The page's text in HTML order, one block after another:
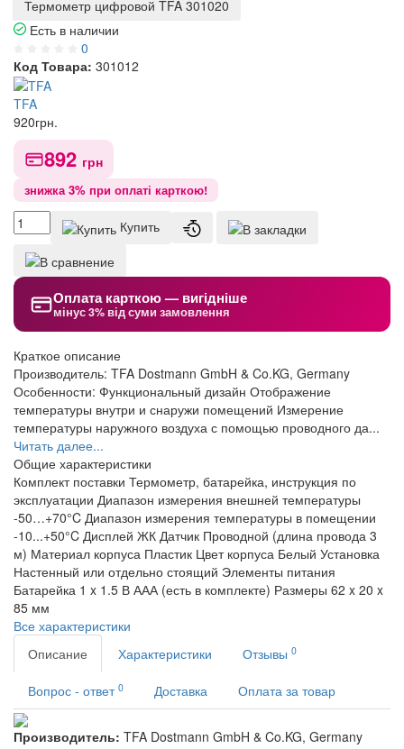
Термометр цифровой TFA 301020
Есть в наличии
0
Код Товара: 301012
TFA
920грн.
892 грн
знижка 3% при оплаті карткою!
Купить
Оплата карткою — вигідніше
мінус 3% від суми замовлення
Краткое описание
Производитель: TFA Dostmann GmbH & Co.KG, Germany
Особенности: Функциональный дизайн Отображение
температуры внутри и снаружи помещений Измерение
температуры наружного воздуха с помощью проводного да...
Читать далее...
Общие характеристики
Комплект поставки Термометр, батарейка, инструкция по
эксплуатации Диапазон измерения внешней температуры
-50…+70°C Диапазон измерения температуры в помещении
-10...+50°C Дисплей ЖК Датчик Проводной (длина провода 3
м) Материал корпуса Пластик Цвет корпуса Белый Установка
Настенный или отдельно стоящий Элементы питания
Батарейка 1 x 1.5 В ААА (есть в комплекте) Размеры 62 x 20 x
85 мм
Все характеристики
Описание
Характеристики Отзывы 0
Вопрос - ответ 0 Доставка Оплата за товар
Производитель: TFA Dostmann GmbH & Co.KG, Germany